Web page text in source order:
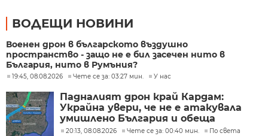
ВОДЕЩИ НОВИНИ
Военен дрон в българското въздушно
пространство - защо не е бил засечен нито в
България, нито в Румъния?
19:45, 08.08.2026 Чете се за: 03:27 мин. У нас
Падналият дрон край Кардам:
Украйна увери, че не е атакувала
умишлено България и обеща
разследване
20:13, 08.08.2026 Чете се за: 00:40 мин. По света